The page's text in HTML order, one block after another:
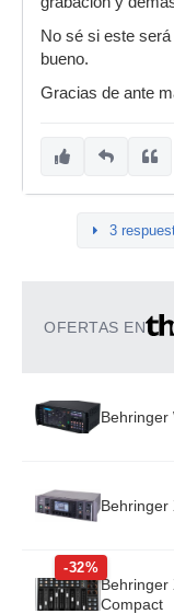
No sé si este
bueno.
Gracias de ante
3
OFERTAS EN
Behringer
Behringer
-32%
Behringer
Compact